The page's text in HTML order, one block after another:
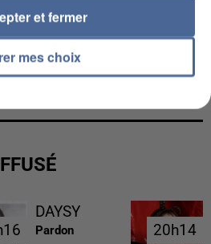
SUPPOSÉS DE LA DZ
ALGÉRIE
DAYSY
Pardon 20h14
20h14
mes choix
et fermer